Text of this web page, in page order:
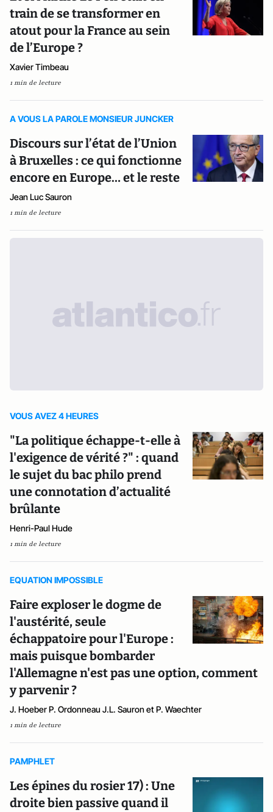
train de se transformer en
atout pour la France au sein
de l’Europe ?
Xavier Timbeau
1 min de lecture
A VOUS LA PAROLE MONSIEUR JUNCKER
Discours sur l’état de l’Union
à Bruxelles : ce qui fonctionne
encore en Europe… et le reste
Jean Luc Sauron
1 min de lecture
VOUS AVEZ 4 HEURES
"La politique échappe-t-elle à
l'exigence de vérité ?" : quand
le sujet du bac philo prend
une connotation d’actualité
brûlante
Henri-Paul Hude
1 min de lecture
EQUATION IMPOSSIBLE
Faire exploser le dogme de
l'austérité, seule
échappatoire pour l'Europe :
mais puisque bombarder
l'Allemagne n'est pas une option, comment
y parvenir ?
J. Hoeber P. Ordonneau J.L. Sauron et P. Waechter
1 min de lecture
PAMPHLET
Les épines du rosier 17) : Une
droite bien passive quand il